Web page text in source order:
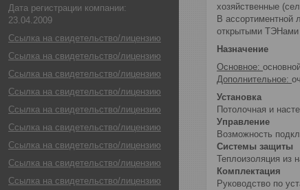
Дата регистрации компании:
23.04.2009
Ссылка на свидетельство/лицензию
Ссылка на свидетельство/лицензию
Ссылка на свидетельство/лицензию
Ссылка на свидетельство/лицензию
Ссылка на свидетельство/лицензию
Ссылка на свидетельство/лицензию
Ссылка на свидетельство/лицензию
Ссылка на свидетельство/лицензию
Ссылка на свидетельство/лицензию
хозяйственные
В ассортиментной
открытыми ТЭНами
Назначение
Основное:
Дополнительное:
Установка
Потолочная и
Управление
Возможность
Системы защиты
Теплоизоляция из
Комплектация
Руководство по